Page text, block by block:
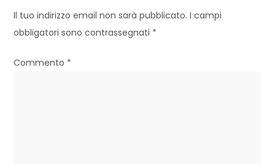
o
Il tuo indirizzo email non sarà pubblicato. I campi
obbligatori sono contrassegnati *
Commento *